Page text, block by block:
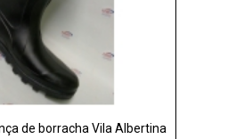
de borracha Vila Albertina